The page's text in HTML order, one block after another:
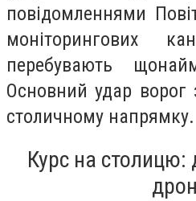
повідомленнями
моніторингових
перебувають
Основний удар ворог
столичному напрямку.
Курс на столицю: